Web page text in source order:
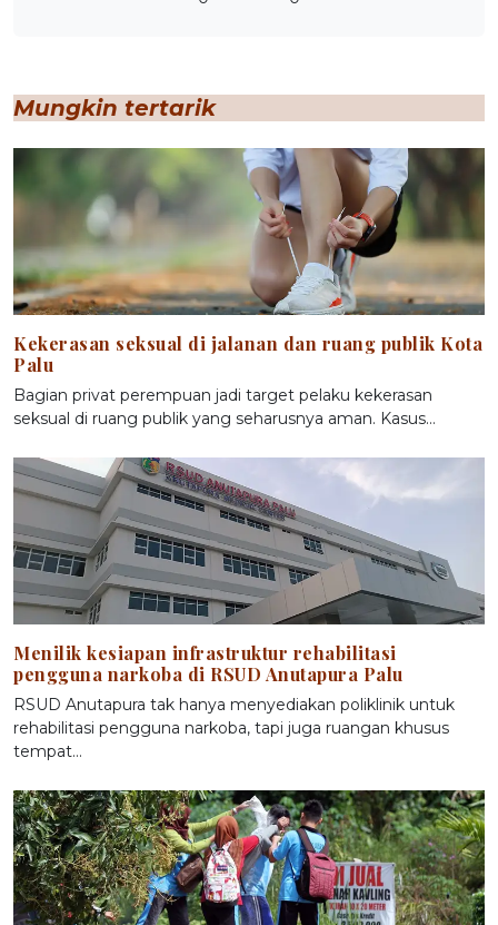
Mungkin tertarik
Kekerasan seksual di jalanan dan ruang publik Kota
Palu
Bagian privat perempuan jadi target pelaku kekerasan
seksual di ruang publik yang seharusnya aman. Kasus…
Menilik kesiapan infrastruktur rehabilitasi
pengguna narkoba di RSUD Anutapura Palu
RSUD Anutapura tak hanya menyediakan poliklinik untuk
rehabilitasi pengguna narkoba, tapi juga ruangan khusus
tempat…